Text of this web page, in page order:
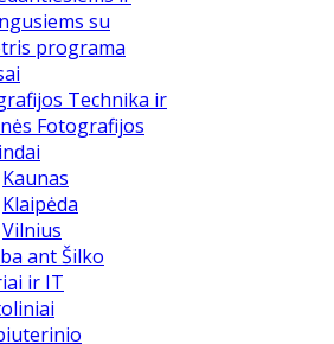
su
programa
Technika ir
Fotografijos
Kaunas
Klaipėda
Vilnius
ant Šilko
ir IT